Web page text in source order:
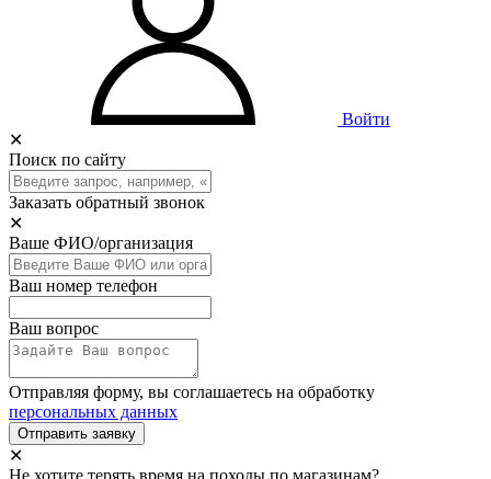
Войти
✕
Поиск по сайту
Заказать обратный звонок
✕
Ваше ФИО/организация
Ваш номер телефон
Ваш вопрос
Отправляя форму, вы соглашаетесь на обработку
персональных данных
Отправить заявку
✕
Не хотите терять время на походы по магазинам?